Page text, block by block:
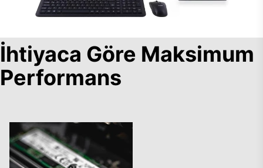
İhtiyaca Göre Maksimum
Performans